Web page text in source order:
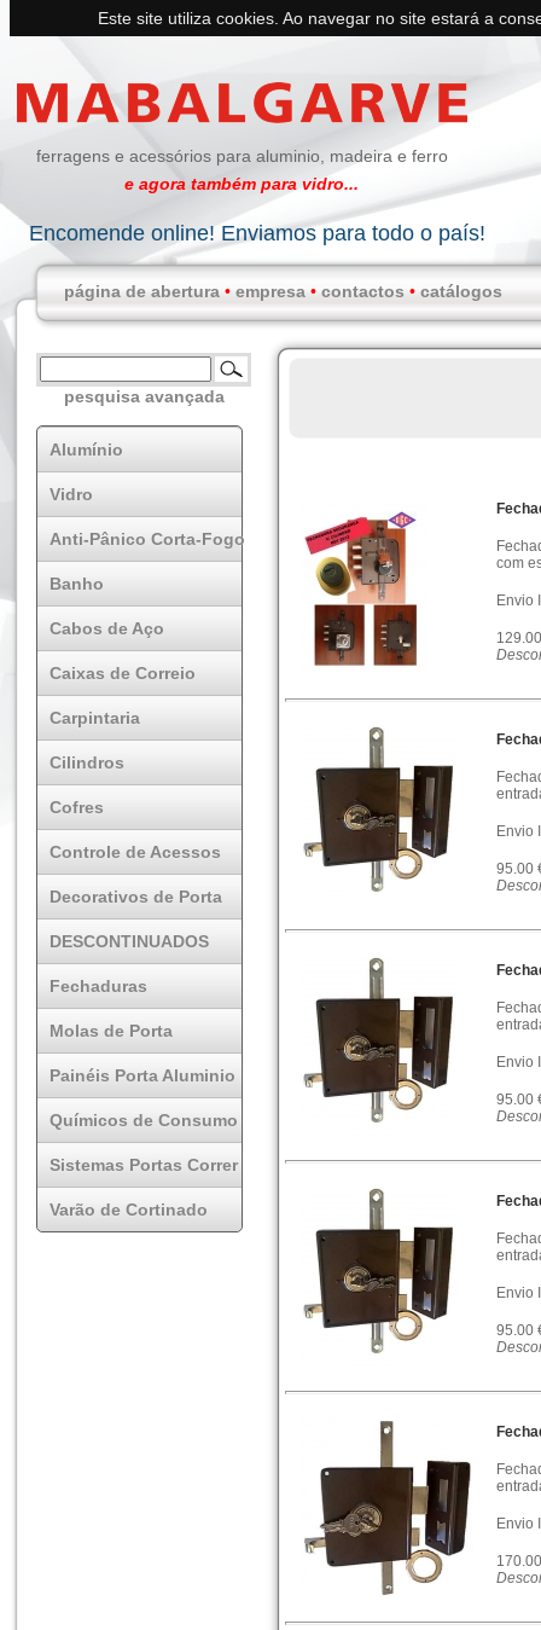
Este site utiliza cookies. Ao navegar no site estará a
ferragens e acessórios para aluminio, madeira e ferro
e agora também para vidro...
Encomende online! Enviamos para todo o país!
página de abertura • empresa • contactos • catálogos
pesquisa avançada
Alumínio
Vidro
Anti-Pânico Corta-Fogo
Banho
Cabos de Aço
Caixas de Correio
Carpintaria
Cilindros
Cofres
Controle de Acessos
Decorativos de Porta
DESCONTINUADOS
Fechaduras
Molas de Porta
Painéis Porta Aluminio
Químicos de Consumo
Sistemas Portas Correr
Varão de Cortinado
com
Envio
Envio
95.00
Envio
95.00
Envio
95.00
Envio